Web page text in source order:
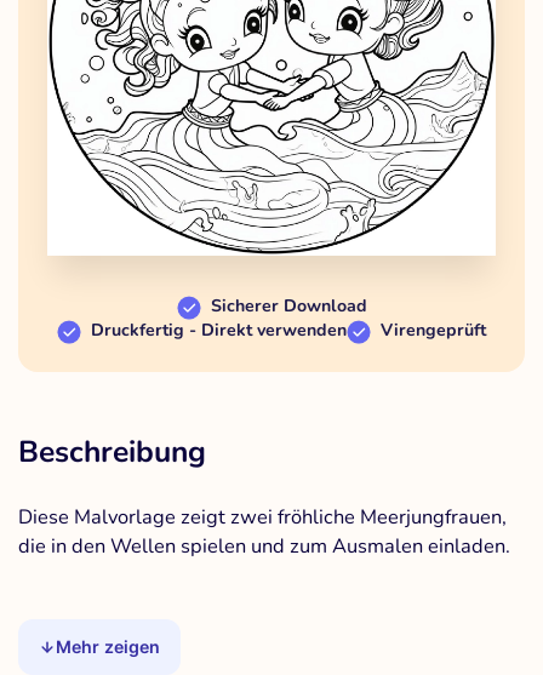
Sicherer Download
Druckfertig - Direkt verwenden
Virengeprüft
Beschreibung
Diese Malvorlage zeigt zwei fröhliche Meerjungfrauen,
die in den Wellen spielen und zum Ausmalen einladen.
Mehr zeigen